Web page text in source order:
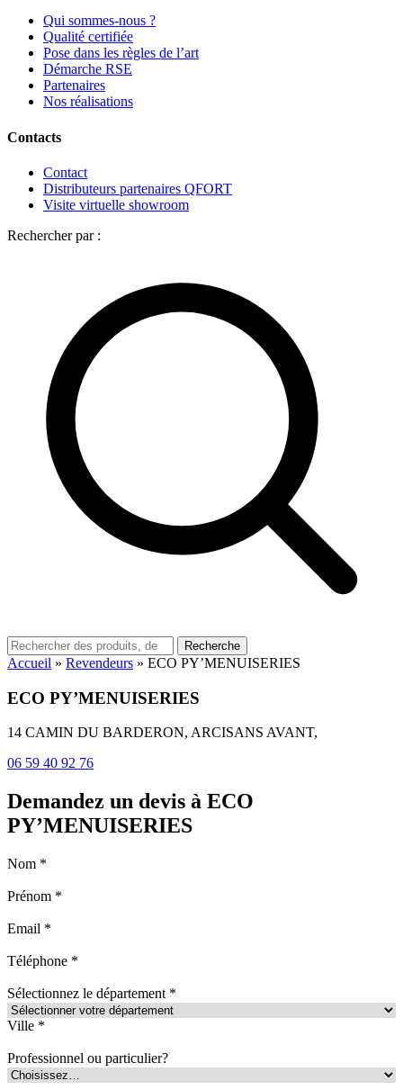
Qui sommes-nous ?
Qualité certifiée
Pose dans les règles de l’art
Démarche RSE
Partenaires
Nos réalisations
Contacts
Contact
Distributeurs partenaires QFORT
Visite virtuelle showroom
Rechercher par :
Recherche
Accueil » Revendeurs » ECO PY’MENUISERIES
ECO PY’MENUISERIES
14 CAMIN DU BARDERON, ARCISANS AVANT,
06 59 40 92 76
Demandez un devis à ECO
PY’MENUISERIES
Nom *
Prénom *
Email *
Téléphone *
Sélectionnez le département *
Ville *
Professionnel ou particulier?